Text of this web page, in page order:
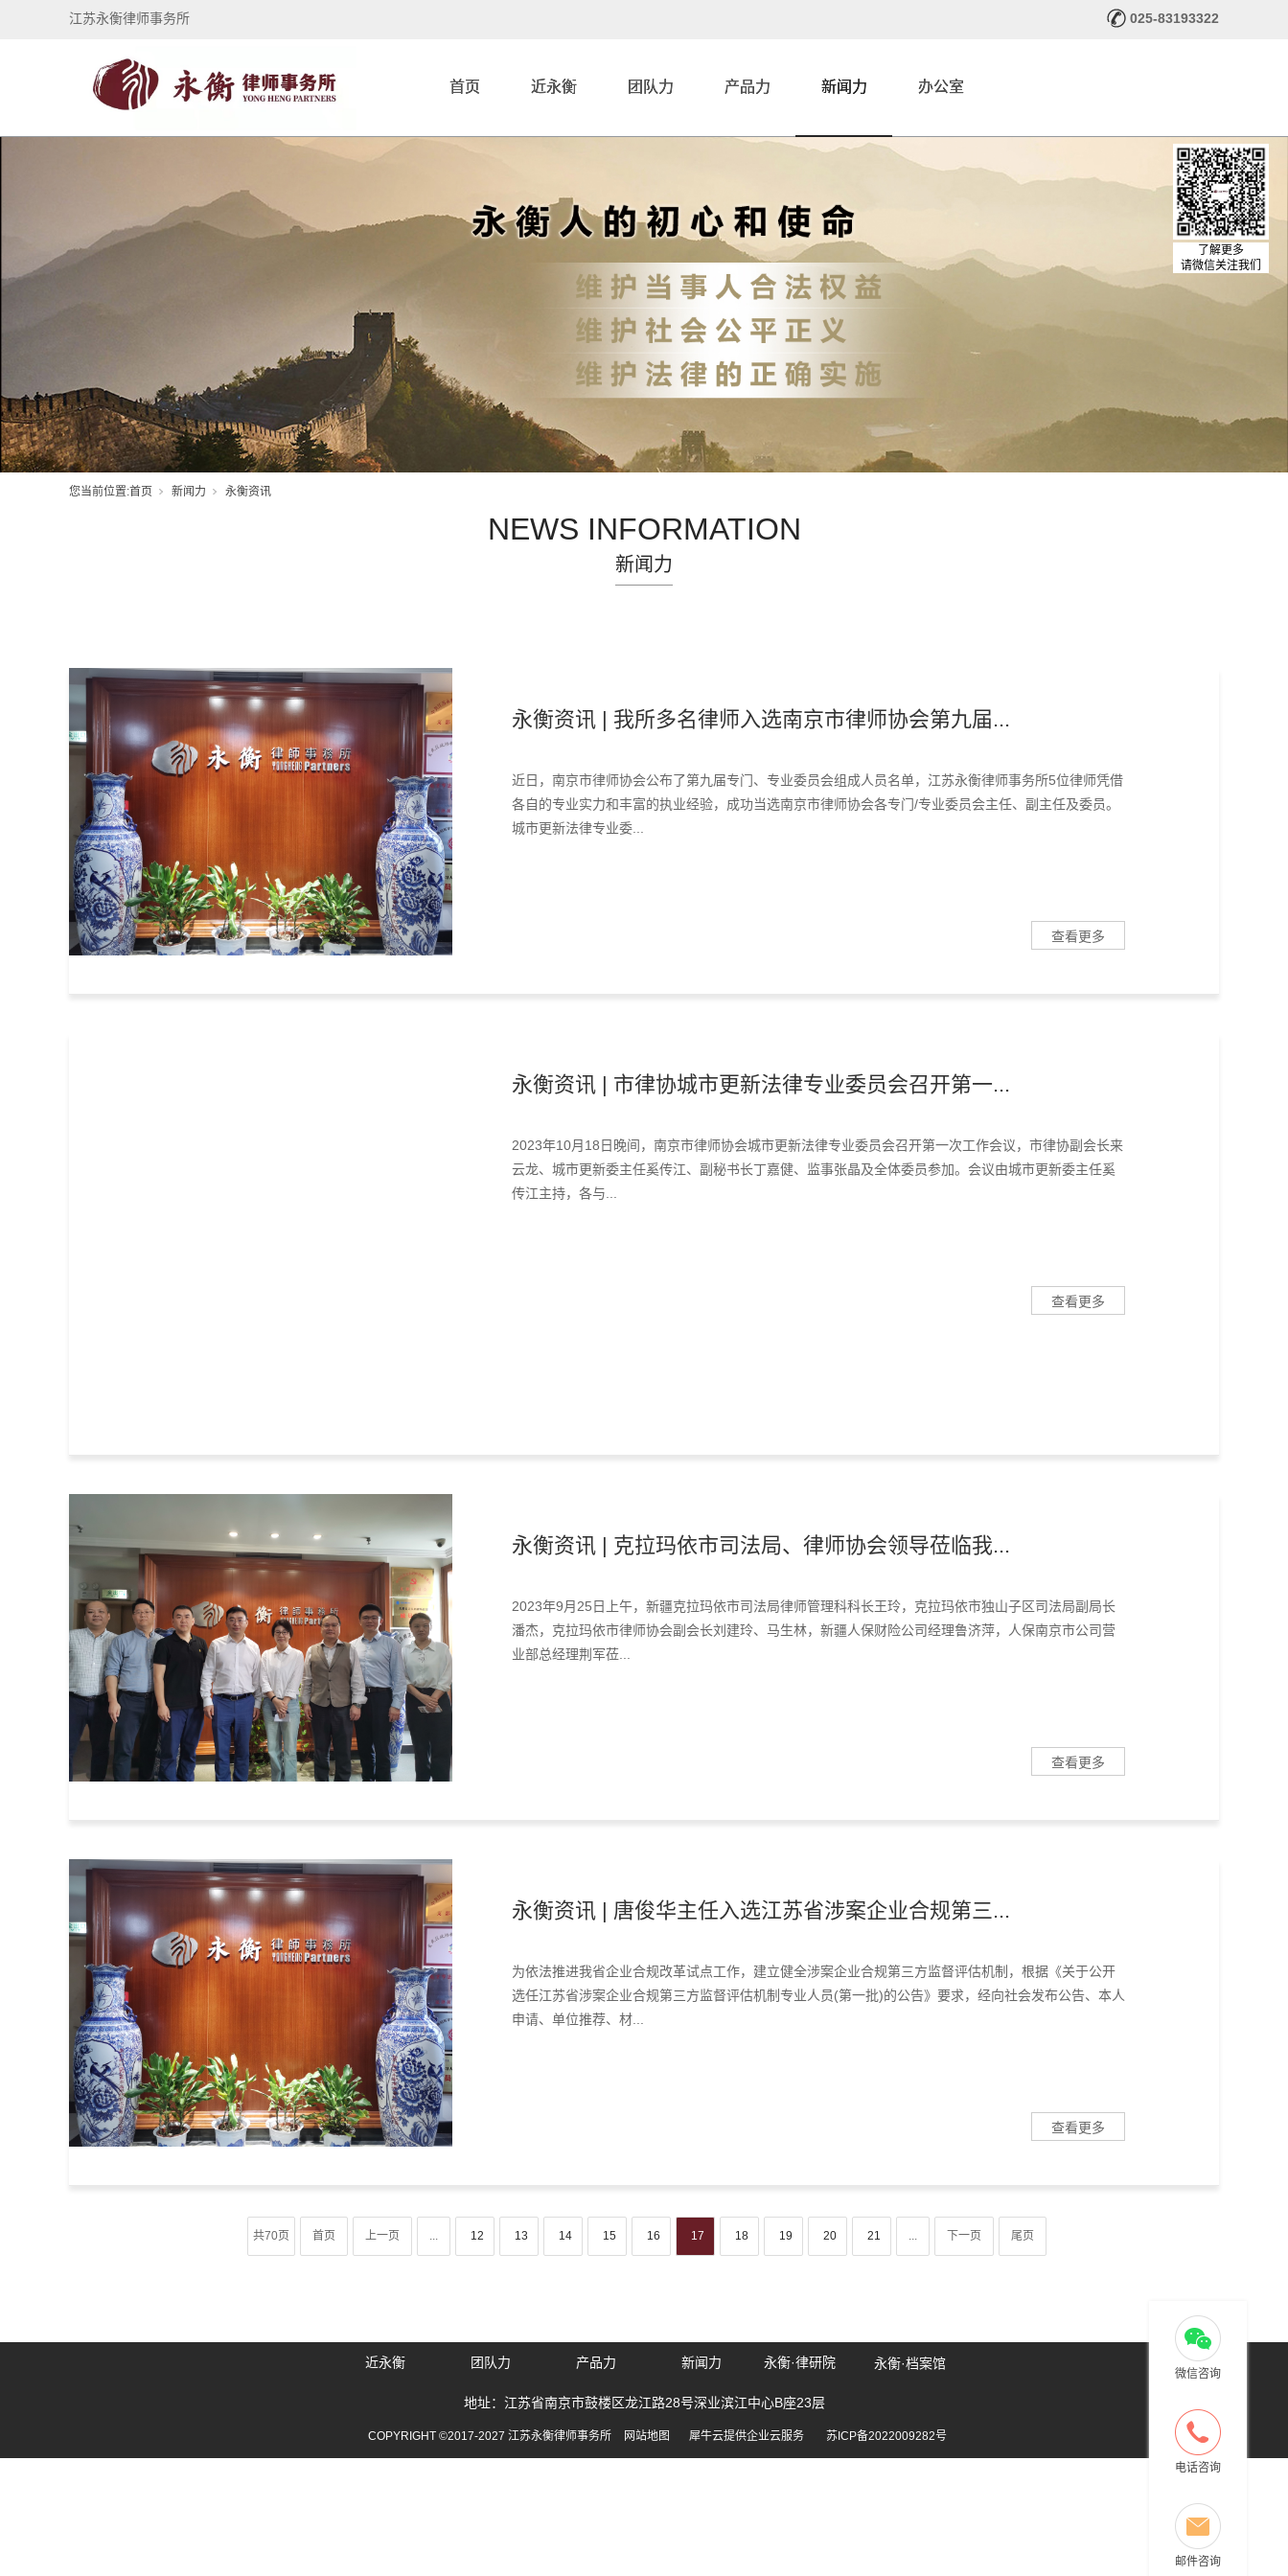
江苏永衡律师事务所 025-83193322
首页 近永衡 团队力 产品力 新闻力 办公室
您当前位置:首页 新闻力 永衡资讯
NEWS INFORMATION
新闻力
永衡资讯 | 我所多名律师入选南京市律师协会第九届...
近日，南京市律师协会公布了第九届专门、专业委员会组成人员名单，江苏永衡律师事务所5位律师凭借
各自的专业实力和丰富的执业经验，成功当选南京市律师协会各专门/专业委员会主任、副主任及委员。
城市更新法律专业委...
查看更多
永衡资讯 | 市律协城市更新法律专业委员会召开第一...
2023年10月18日晚间，南京市律师协会城市更新法律专业委员会召开第一次工作会议，市律协副会长来
云龙、城市更新委主任奚传江、副秘书长丁嘉健、监事张晶及全体委员参加。会议由城市更新委主任奚
传江主持，各与...
查看更多
永衡资讯 | 克拉玛依市司法局、律师协会领导莅临我...
2023年9月25日上午，新疆克拉玛依市司法局律师管理科科长王玲，克拉玛依市独山子区司法局副局长
潘杰，克拉玛依市律师协会副会长刘建玲、马生林，新疆人保财险公司经理鲁济萍，人保南京市公司营
业部总经理荆军莅...
查看更多
永衡资讯 | 唐俊华主任入选江苏省涉案企业合规第三...
为依法推进我省企业合规改革试点工作，建立健全涉案企业合规第三方监督评估机制，根据《关于公开
选任江苏省涉案企业合规第三方监督评估机制专业人员(第一批)的公告》要求，经向社会发布公告、本人
申请、单位推荐、材...
查看更多
共70页 首页 上一页 ... 12 13 14 15 16 17 18 19 20 21 ... 下一页 尾页
近永衡 团队力 产品力 新闻力 永衡·律研院 永衡·档案馆
地址：江苏省南京市鼓楼区龙江路28号深业滨江中心B座23层
COPYRIGHT ©2017-2027 江苏永衡律师事务所 网站地图 犀牛云提供企业云服务 苏ICP备2022009282号
微信咨询
电话咨询
邮件咨询
了解更多
请微信关注我们